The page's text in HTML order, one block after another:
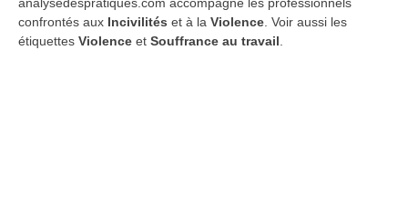
analysedespratiques.com accompagne les professionnels
confrontés aux Incivilités et à la Violence. Voir aussi les
étiquettes Violence et Souffrance au travail.